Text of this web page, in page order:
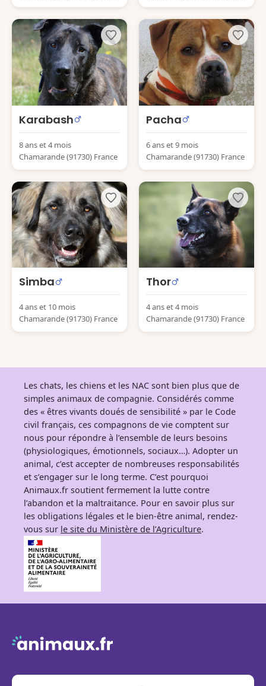
Karabash
8 ans et 4 mois
Chamarande (91730) France
Pacha
6 ans et 9 mois
Chamarande (91730) France
Simba
4 ans et 10 mois
Chamarande (91730) France
Thor
4 ans et 4 mois
Chamarande (91730) France
Les chats, les chiens et les NAC sont bien plus que de
simples animaux de compagnie. Considérés comme
des « êtres vivants doués de sensibilité » par le Code
civil français, ces compagnons de vie comptent sur
nous pour répondre à l’ensemble de leurs besoins
(physiologiques, émotionnels, sociaux…). Adopter un
animal, c’est accepter de nombreuses responsabilités
et s’engager sur le long terme. C’est pourquoi
Animaux.fr soutient fermement la lutte contre
l’abandon et la maltraitance. Pour en savoir plus sur
les obligations légales et le bien-être animal, rendez-
vous sur le site du Ministère de l’Agriculture.